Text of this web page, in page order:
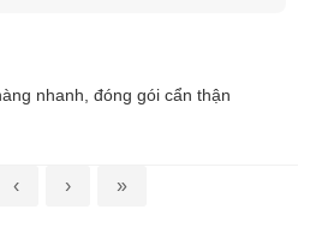
kHz, 4 thang đo; độ chính
nhanh, đóng gói cẩn thận
‹ › »